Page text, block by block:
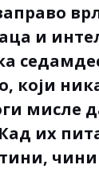
и
који
мисле
их
чини